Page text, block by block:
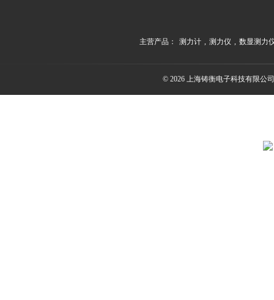
主营产品： 测力计 , 测力仪 , 数显测力
© 2026 上海铸衡电子科技有限公